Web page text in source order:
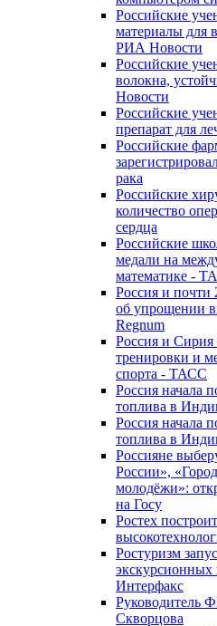
Российские
материалы для
РИА Новости
Российские
волокна,
Новости
Российские
препарат для
Российские
рака
Российские
количество
сердца
Российские
медали на
математике -
Россия и почти
об упрощении
Regnum
Россия и Сирия
тренировки и
спорта - ТАСС
Россия начала
топлива в
Россия начала
топлива в
Россияне
России»,
молодёжи»:
на Госу
Ростех
Ростуризм
Интерфакс
Руководитель
Скворцова